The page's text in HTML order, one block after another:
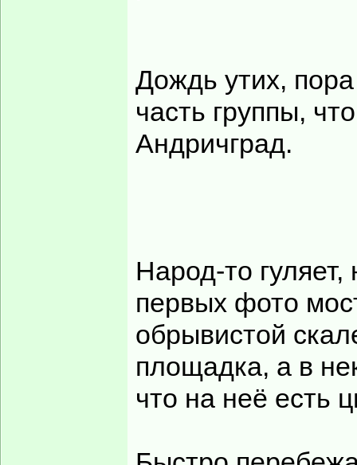
Дождь утих, пора
часть группы,
Андричград.
Народ-то
первых фото
обрывистой
площадка, а в
что на неё есть